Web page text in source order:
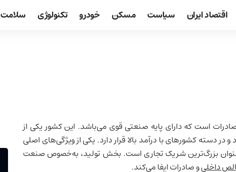
اقتصاد ایران سیاست مسکن خودرو تکنولوژی سلامت
است که دارای پایه صنعتی قوی می‌باشد. این کشور یکی از
دسته کشورهای با درآمد بالا قرار دارد. یکی از ویژگی‌های اصلی
بزرگ‌ترین شریک تجاری است. بخش تولید، به‌خصوص صنعت
داخلیو صادرات ایفا می‌کند.